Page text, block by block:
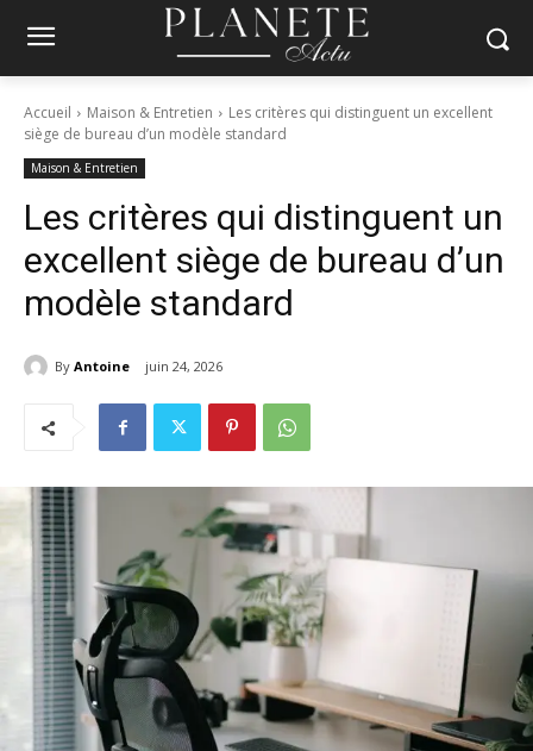
Accueil Maison & Entretien
Les critères qui distinguent un excellent
siège de bureau d’un modèle standard
Maison & Entretien
Les critères qui distinguent un
excellent siège de bureau d’un
modèle standard
By Antoine juin 24, 2026